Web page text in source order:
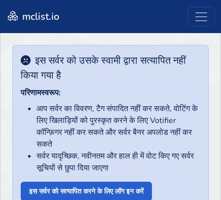
mclist.io
इस सर्वर को उसके स्वामी द्वारा सत्यापित नहीं
किया गया है
परिणामस्वरूप:
आप सर्वर का विवरण, टैग संपादित नहीं कर सकते, वोटिंग के
लिए खिलाड़ियों को पुरस्कृत करने के लिए Votifier
कॉन्फ़िगर नहीं कर सकते और सर्वर बैनर अपलोड नहीं कर
सकते
सर्वर यादृच्छिक, नवीनतम और हाल ही में वोट किए गए सर्वर
सूचियों से छुपा दिया जाएगा
इस सर्वर को सत्यापित करने के लिए लॉग इन करें